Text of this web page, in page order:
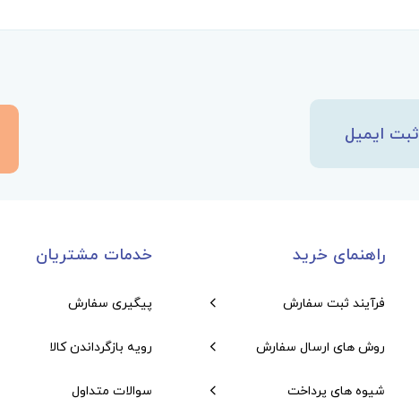
ثبت ایمیل
راهنمای خرید
فرآیند ثبت سفارش
روش های ارسال سفارش
شیوه های پرداخت
خدمات مشتریان
پیگیری سفارش
رویه بازگرداندن کالا
سوالات متداول